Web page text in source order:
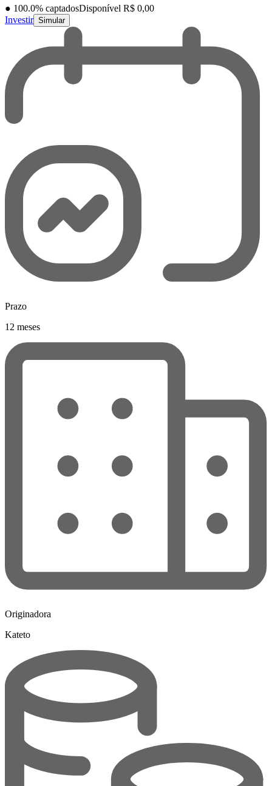
● 100.0% captadosDisponível R$ 0,00
Investir Simular
Prazo
12 meses
Originadora
Kateto